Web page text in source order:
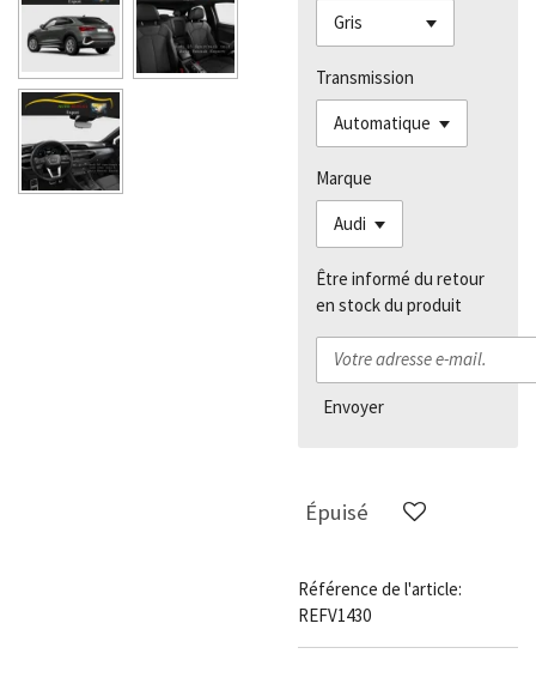
Transmission
Marque
Être informé du retour
en stock du produit
Envoyer
Épuisé
Référence de l'article:
REFV1430